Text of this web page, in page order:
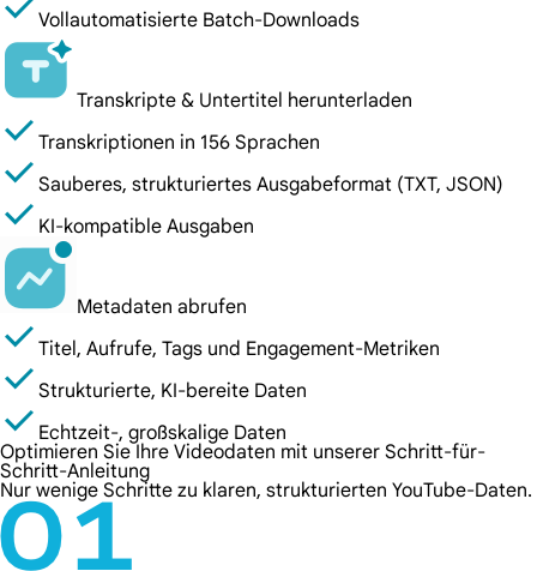
Vollautomatisierte Batch-Downloads
Transkripte & Untertitel herunterladen
Transkriptionen in 156 Sprachen
Sauberes, strukturiertes Ausgabeformat (TXT, JSON)
KI-kompatible Ausgaben
Metadaten abrufen
Titel, Aufrufe, Tags und Engagement-Metriken
Strukturierte, KI-bereite Daten
Echtzeit-, großskalige Daten
Optimieren Sie Ihre Videodaten mit unserer Schritt-für-
Schritt-Anleitung
Nur wenige Schritte zu klaren, strukturierten YouTube-Daten.